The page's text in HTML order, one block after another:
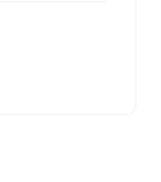
con mis